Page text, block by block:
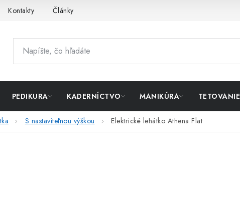
Kontakty Články
PEDIKURA KADERNÍCTVO MANIKÚRA TETOVANIE
S nastaviteľnou výškou Elektrické lehátko Athena Flat